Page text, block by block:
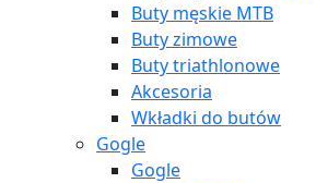
Buty męskie MTB
Buty zimowe
Buty triathlonowe
Akcesoria
Wkładki do butów
Gogle
Gogle